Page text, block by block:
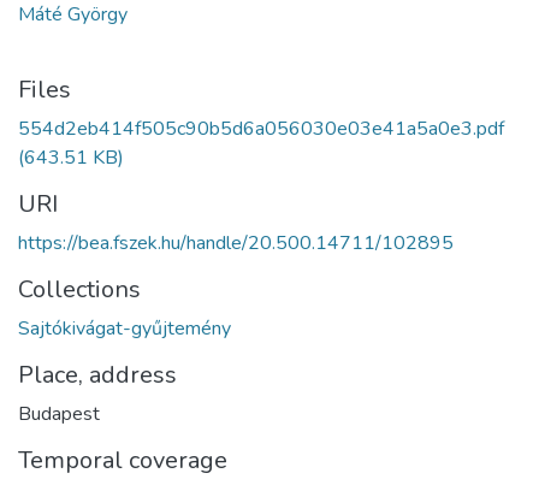
Máté György
Files
554d2eb414f505c90b5d6a056030e03e41a5a0e3.pdf
(643.51 KB)
URI
https://bea.fszek.hu/handle/20.500.14711/102895
Collections
Sajtókivágat-gyűjtemény
Place, address
Budapest
Temporal coverage